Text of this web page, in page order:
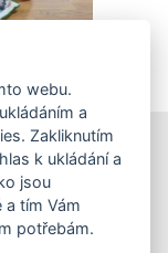
webu.
a
Zakliknutím
k ukládání a
jsou
a tím Vám
potřebám.